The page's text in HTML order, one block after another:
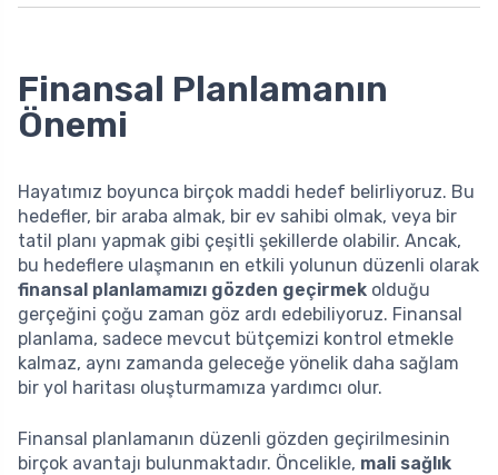
Finansal Planlamanın
Önemi
Hayatımız boyunca birçok maddi hedef belirliyoruz. Bu
hedefler, bir araba almak, bir ev sahibi olmak, veya bir
tatil planı yapmak gibi çeşitli şekillerde olabilir. Ancak,
bu hedeflere ulaşmanın en etkili yolunun düzenli olarak
finansal planlamamızı gözden geçirmek olduğu
gerçeğini çoğu zaman göz ardı edebiliyoruz. Finansal
planlama, sadece mevcut bütçemizi kontrol etmekle
kalmaz, aynı zamanda geleceğe yönelik daha sağlam
bir yol haritası oluşturmamıza yardımcı olur.
Finansal planlamanın düzenli gözden geçirilmesinin
birçok avantajı bulunmaktadır. Öncelikle, mali sağlık